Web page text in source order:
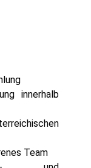
innerhalb
Team